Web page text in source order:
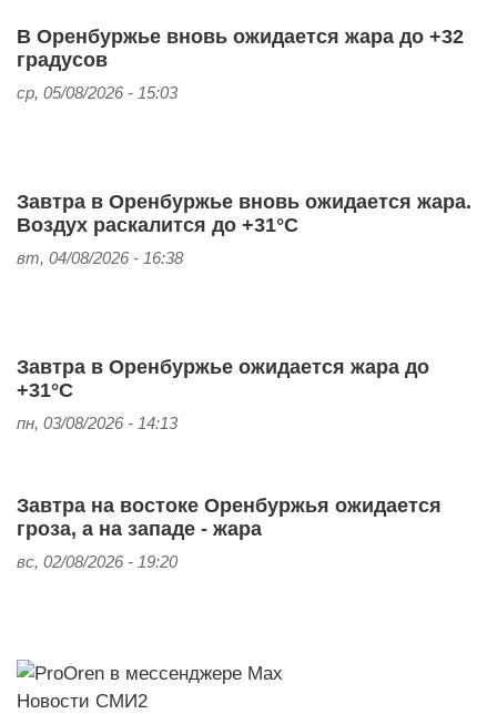
В Оренбуржье вновь ожидается жара до +32
градусов
ср, 05/08/2026 - 15:03
Завтра в Оренбуржье вновь ожидается жара.
Воздух раскалится до +31°С
вт, 04/08/2026 - 16:38
Завтра в Оренбуржье ожидается жара до
+31°С
пн, 03/08/2026 - 14:13
Завтра на востоке Оренбуржья ожидается
гроза, а на западе - жара
вс, 02/08/2026 - 19:20
Новости СМИ2